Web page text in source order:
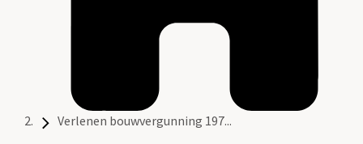
Verlenen bouwvergunning 197...